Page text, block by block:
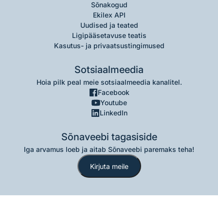
Sõnakogud
Ekilex API
Uudised ja teated
Ligipääsetavuse teatis
Kasutus- ja privaatsustingimused
Sotsiaalmeedia
Hoia pilk peal meie sotsiaalmeedia kanalitel.
Facebook
Youtube
LinkedIn
Sõnaveebi tagasiside
Iga arvamus loeb ja aitab Sõnaveebi paremaks teha!
Kirjuta meile